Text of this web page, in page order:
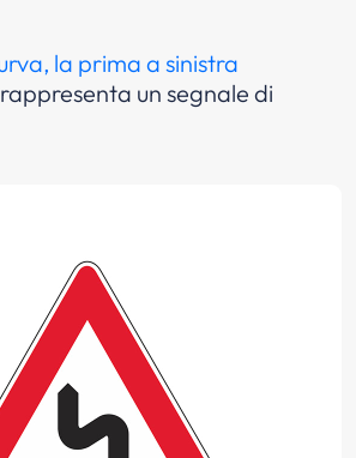
la prima a sinistra
un segnale di